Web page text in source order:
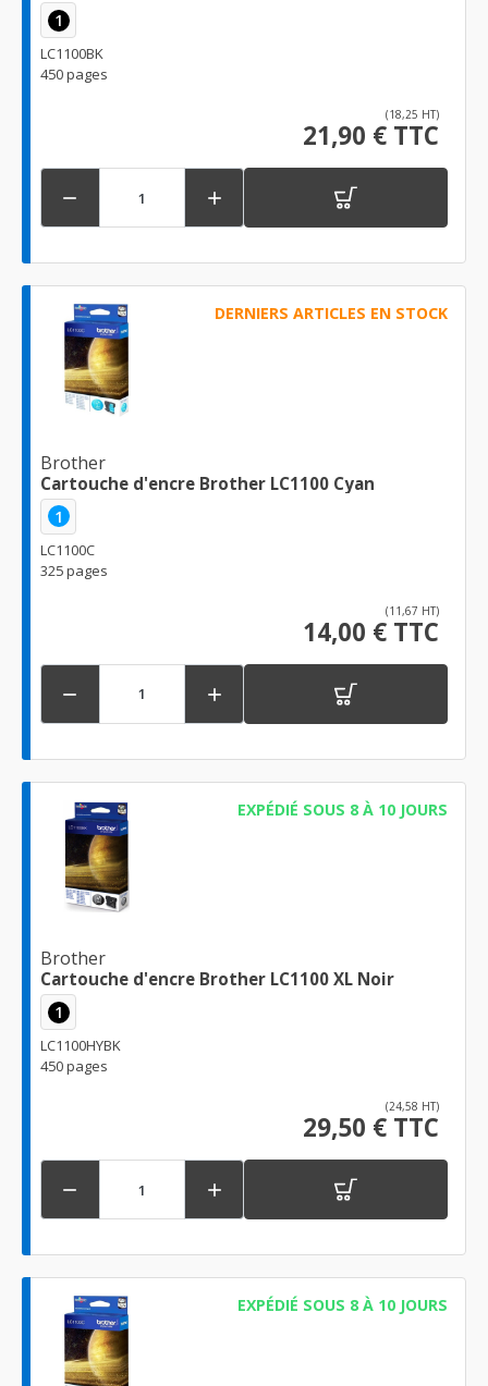
1
LC1100BK
450 pages
(18,25 HT)
21,90 € TTC
 
DERNIERS ARTICLES EN STOCK
Brother
Cartouche d'encre Brother LC1100 Cyan
1
LC1100C
325 pages
(11,67 HT)
14,00 € TTC
 
EXPÉDIÉ SOUS 8 À 10 JOURS
Brother
Cartouche d'encre Brother LC1100 XL Noir
1
LC1100HYBK
450 pages
(24,58 HT)
29,50 € TTC
 
EXPÉDIÉ SOUS 8 À 10 JOURS